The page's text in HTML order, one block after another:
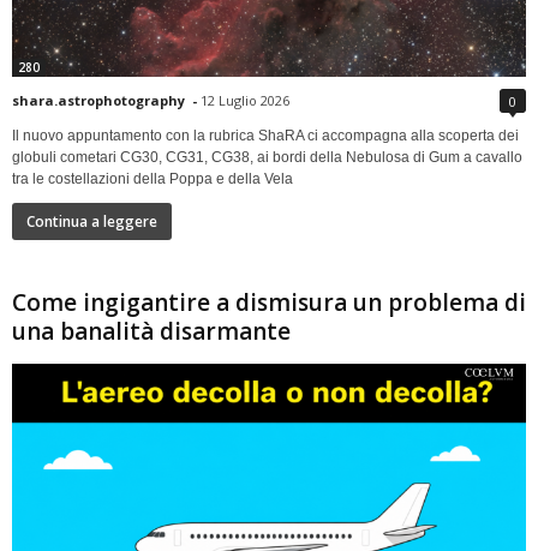
280
shara.astrophotography - 12 Luglio 2026 0
Il nuovo appuntamento con la rubrica ShaRA ci accompagna alla scoperta dei
globuli cometari CG30, CG31, CG38, ai bordi della Nebulosa di Gum a cavallo
tra le costellazioni della Poppa e della Vela
Continua a leggere
Come ingigantire a dismisura un problema di
una banalità disarmante